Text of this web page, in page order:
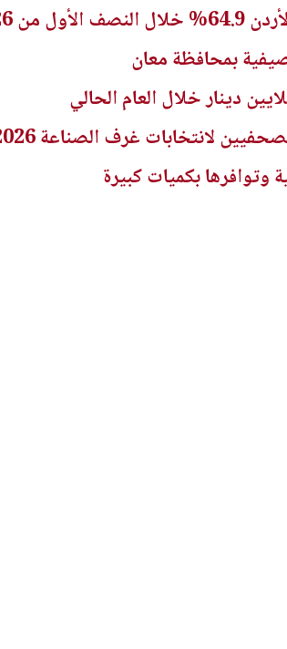
2026
لانتخابات غرف الصناعة 2026
وتوافرها بكميات كبيرة